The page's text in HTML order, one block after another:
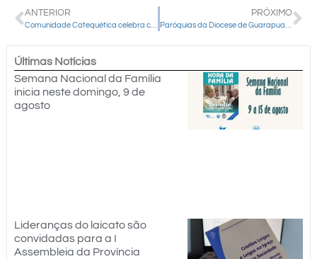
ANTERIOR PRÓXIMO
Últimas Notícias
Semana Nacional da Família
inicia neste domingo, 9 de
agosto
Lideranças do laicato são
convidadas para a I
Assembleia da Província